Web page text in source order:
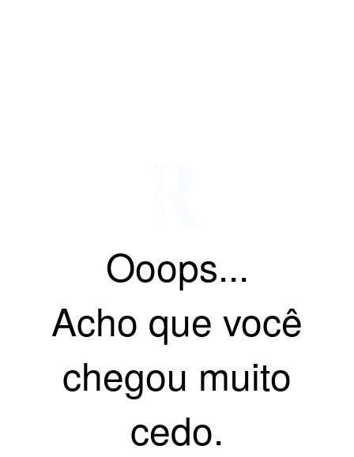
Ooops...
Acho que você
chegou muito
cedo.